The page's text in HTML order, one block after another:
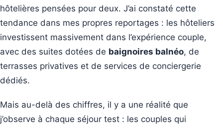
hôtelières pensées pour deux. J’ai constaté cette
tendance dans mes propres reportages : les hôteliers
investissent massivement dans l’expérience couple,
avec des suites dotées de baignoires balnéo, de
terrasses privatives et de services de conciergerie
dédiés.
Mais au-delà des chiffres, il y a une réalité que
j’observe à chaque séjour test : les couples qui